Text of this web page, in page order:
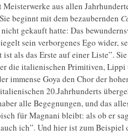
aus allen
beginnt mit dem bezaubernden
gekauft hatte: Das
sein verborgenes Ego wider,
als das Erste auf einer Liste”.
die italienischen Primitiven,
immense Goya den Chor der
20.Jahrhunderts
alle Begegnungen, und das
für Magnani bleibt: als ob er
ich”. Und hier ist zum Beispiel